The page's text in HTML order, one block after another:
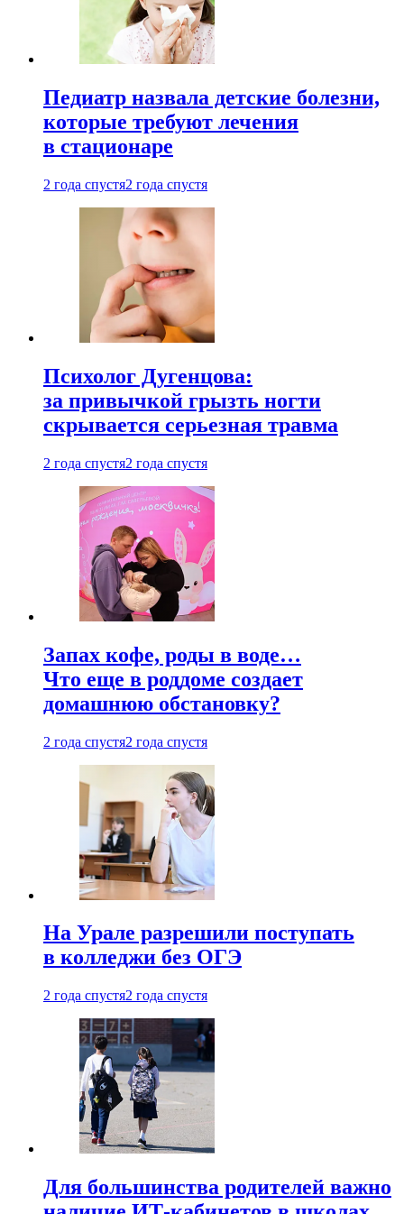
Педиатр назвала детские болезни,
которые требуют лечения
в стационаре
2 года спустя2 года спустя
Психолог Дугенцова:
за привычкой грызть ногти
скрывается серьезная травма
2 года спустя2 года спустя
Запах кофе, роды в воде…
Что еще в роддоме создает
домашнюю обстановку?
2 года спустя2 года спустя
На Урале разрешили поступать
в колледжи без ОГЭ
2 года спустя2 года спустя
Для большинства родителей важно